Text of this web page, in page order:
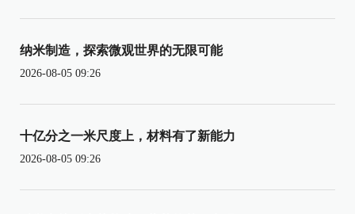
纳米制造，探索微观世界的无限可能
2026-08-05 09:26
十亿分之一米尺度上，材料有了新能力
2026-08-05 09:26